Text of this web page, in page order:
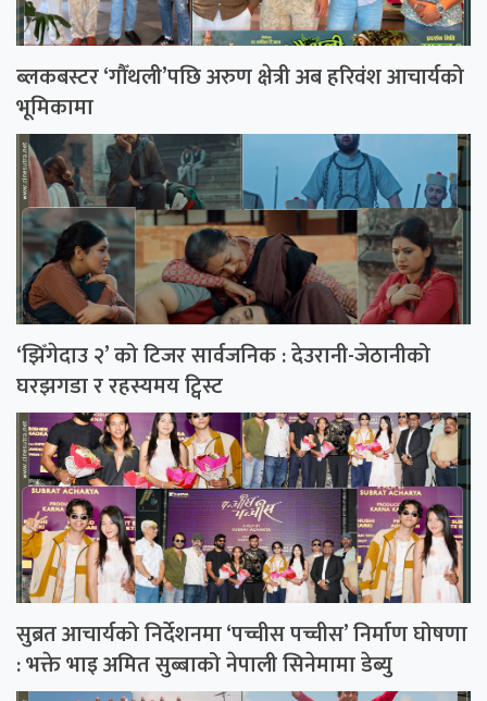
ब्लकबस्टर ‘गौँथली’पछि अरुण क्षेत्री अब हरिवंश आचार्यको
भूमिकामा
‘झिँगेदाउ २’ को टिजर सार्वजनिक : देउरानी-जेठानीको
घरझगडा र रहस्यमय ट्विस्ट
सुब्रत आचार्यको निर्देशनमा ‘पच्चीस पच्चीस’ निर्माण घोषणा
: भक्ते भाइ अमित सुब्बाको नेपाली सिनेमामा डेब्यु